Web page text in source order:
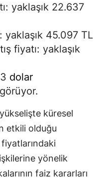
yaklaşık 22.637
yaklaşık 45.097 TL
fiyatı: yaklaşık
dolar
küresel
etkili olduğu
yönelik
faiz kararları